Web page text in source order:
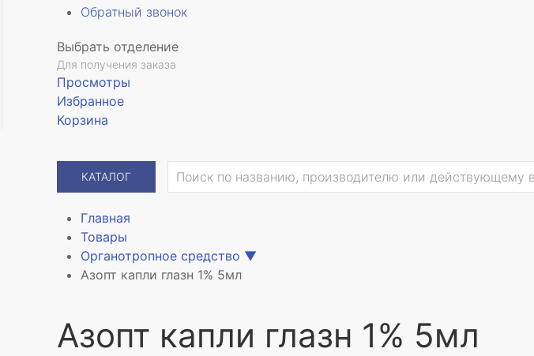
Обратный звонок
Выбрать отделение
Для получения заказа
Просмотры
Избранное
Корзина
КАТАЛОГ
Главная
Товары
Органотропное средство ▼
Азопт капли глазн 1% 5мл
Азопт капли глазн 1% 5мл